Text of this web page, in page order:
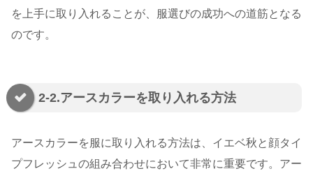
を上手に取り入れることが、服選びの成功への道筋となる
のです。
2-2.アースカラーを取り入れる方法
アースカラーを服に取り入れる方法は、イエベ秋と顔タイ
プフレッシュの組み合わせにおいて非常に重要です。アー